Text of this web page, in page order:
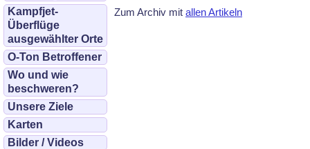
Kampfjet-
Überflüge
ausgewählter Orte
O-Ton Betroffener
Wo und wie
beschweren?
Unsere Ziele
Karten
Bilder / Videos
Zum Archiv mit allen Artikeln